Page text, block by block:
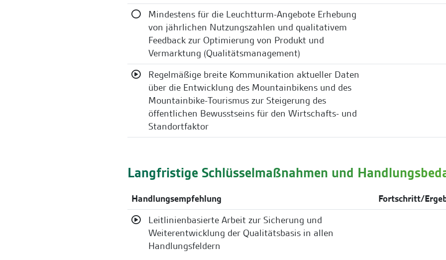
Mindestens für die Leuchtturm-Angebote Erhebung
von jährlichen Nutzungszahlen und qualitativem
Feedback zur Optimierung von Produkt und
Vermarktung (Qualitätsmanagement)
Regelmäßige breite Kommunikation aktueller Daten
über die Entwicklung des Mountainbikens und des
Mountainbike-Tourismus zur Steigerung des
öffentlichen Bewusstseins für den Wirtschafts- und
Standortfaktor
Langfristige Schlüsselmaßnahmen und
Handlungsempfehlung
Fortschritt/
Leitlinienbasierte Arbeit zur Sicherung und
Weiterentwicklung der Qualitätsbasis in allen
Handlungsfeldern